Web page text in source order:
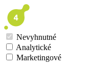
Nevyhnutné
Analytické
Marketingové